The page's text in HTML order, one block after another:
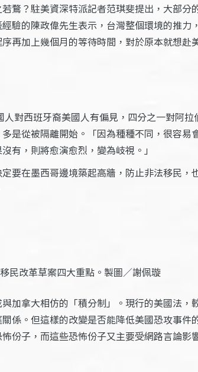
鶩？駐美資深特派記者范琪斐提出，大部
驗的陳政偉先生表示，台灣整個環境的推
再加上幾個月的等待時間，對於原本就想赴
對西班牙裔美國人有偏見，四分之一對阿
是從被隔離開始。「因為種種不同，很容
有，則將愈演愈烈，變為岐視。」
要在墨西哥邊境築起高牆，防止非法移民
民改革草案四大重點。製圖／謝佩璇
加拿大相仿的「積分制」。 現行的美國法，
係。但這樣的改變是否能降低美國恐攻事
份子，而這些恐怖份子又主要受網路言論